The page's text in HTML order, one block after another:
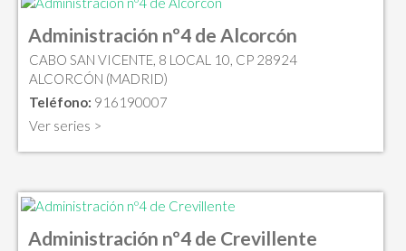
Administración nº4 de Alcorcón
CABO SAN VICENTE, 8 LOCAL 10, CP 28924
ALCORCÓN (MADRID)
Teléfono: 916190007
Ver series >
Administración nº4 de Crevillente